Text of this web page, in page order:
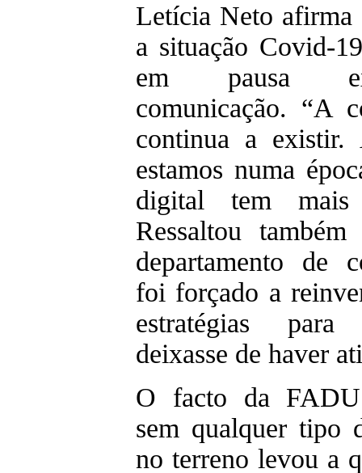
Letícia Neto afirma
a situação Covid-
em pausa
comunicação. “A
continua a existir.
estamos numa
digital tem mais
Ressaltou
departamento de
foi forçado a
estratégias
deixasse de haver
O facto da
sem qualquer tipo
no terreno levou a